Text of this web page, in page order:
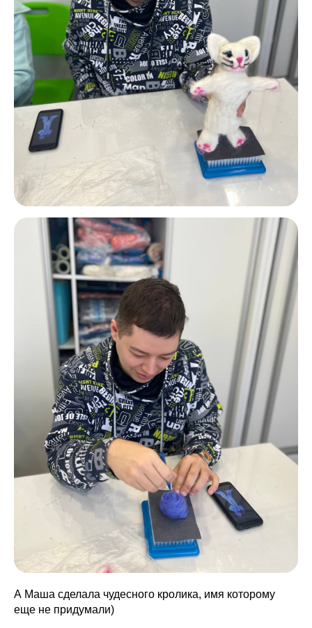
А Маша сделала чудесного кролика, имя которому
еще не придумали)